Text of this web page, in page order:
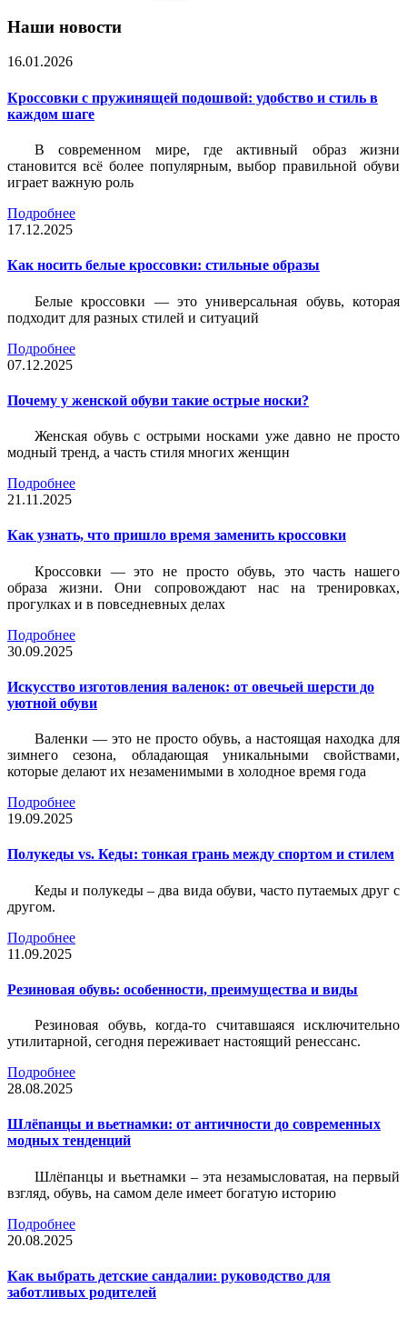
Наши новости
16.01.2026
Кроссовки с пружинящей подошвой: удобство и стиль в
каждом шаге
В современном мире, где активный образ жизни
становится всё более популярным, выбор правильной обуви
играет важную роль
Подробнее
17.12.2025
Как носить белые кроссовки: стильные образы
Белые кроссовки — это универсальная обувь, которая
подходит для разных стилей и ситуаций
Подробнее
07.12.2025
Почему у женской обуви такие острые носки?
Женская обувь с острыми носками уже давно не просто
модный тренд, а часть стиля многих женщин
Подробнее
21.11.2025
Как узнать, что пришло время заменить кроссовки
Кроссовки — это не просто обувь, это часть нашего
образа жизни. Они сопровождают нас на тренировках,
прогулках и в повседневных делах
Подробнее
30.09.2025
Искусство изготовления валенок: от овечьей шерсти до
уютной обуви
Валенки — это не просто обувь, а настоящая находка для
зимнего сезона, обладающая уникальными свойствами,
которые делают их незаменимыми в холодное время года
Подробнее
19.09.2025
Полукеды vs. Кеды: тонкая грань между спортом и стилем
Кеды и полукеды – два вида обуви, часто путаемых друг с
другом.
Подробнее
11.09.2025
Резиновая обувь: особенности, преимущества и виды
Резиновая обувь, когда-то считавшаяся исключительно
утилитарной, сегодня переживает настоящий ренессанс.
Подробнее
28.08.2025
Шлёпанцы и вьетнамки: от античности до современных
модных тенденций
Шлёпанцы и вьетнамки – эта незамысловатая, на первый
взгляд, обувь, на самом деле имеет богатую историю
Подробнее
20.08.2025
Как выбрать детские сандалии: руководство для
заботливых родителей